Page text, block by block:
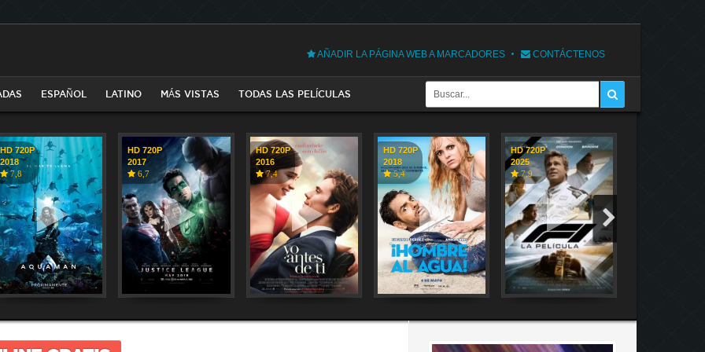
AÑADIR LA PÁGINA WEB A MARCADORES CONTÁCTENOS
ESPAÑOL LATINO MÁS VISTAS TODAS LAS PELÍCULAS
HD 720P
2018
7,8
HD 720P
2017
6,7
HD 720P
2016
7,4
HD 720P
2018
5,4
HD 720P
2025
7,9